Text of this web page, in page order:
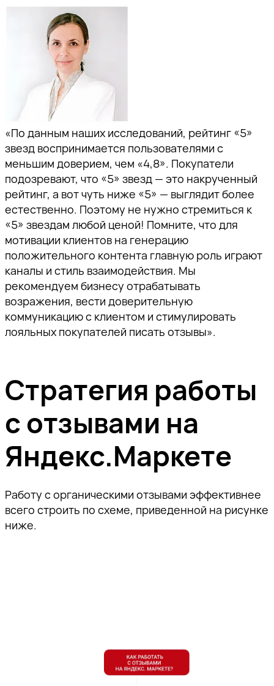
«По данным наших исследований, рейтинг «5»
звезд воспринимается пользователями с
меньшим доверием, чем «4,8». Покупатели
подозревают, что «5» звезд — это накрученный
рейтинг, а вот чуть ниже «5» — выглядит более
естественно. Поэтому не нужно стремиться к
«5» звездам любой ценой! Помните, что для
мотивации клиентов на генерацию
положительного контента главную роль играют
каналы и стиль взаимодействия. Мы
рекомендуем бизнесу отрабатывать
возражения, вести доверительную
коммуникацию с клиентом и стимулировать
лояльных покупателей писать отзывы».
Стратегия работы
с отзывами на
Яндекс.Маркете
Работу с органическими отзывами эффективнее
всего строить по схеме, приведенной на рисунке
ниже.